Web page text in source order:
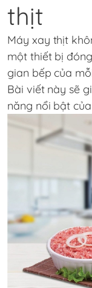
thịt
Máy xay thịt
một thiết bị
gian bếp của
Bài viết này sẽ
năng nổi bật